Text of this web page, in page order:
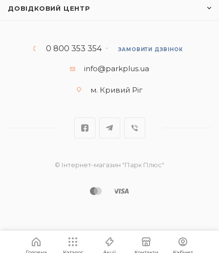
ДОВІДКОВИЙ ЦЕНТР
0 800 353 354 ЗАМОВИТИ ДЗВІНОК
info@parkplus.ua
м. Кривий Ріг
© Інтернет-магазин "Парк Плюс"